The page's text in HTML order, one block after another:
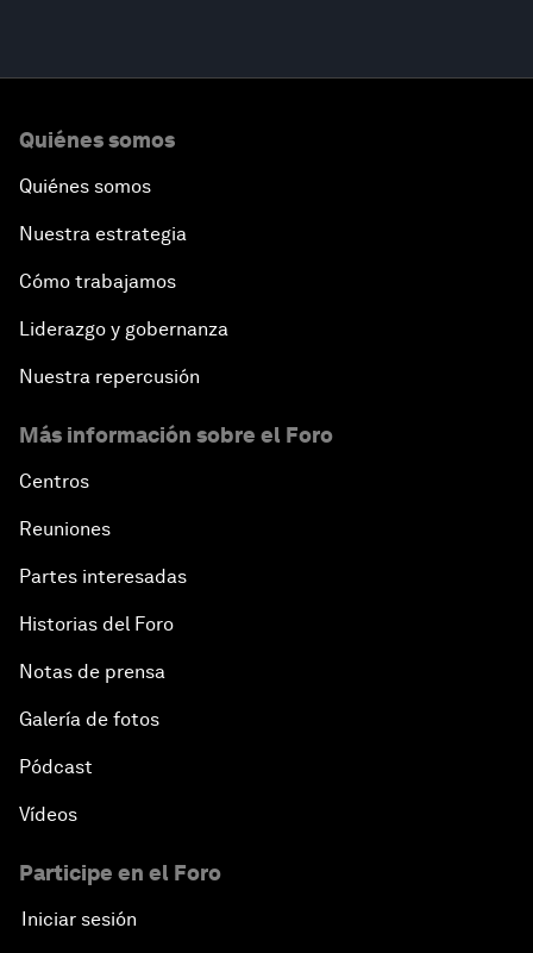
Quiénes somos
Quiénes somos
Nuestra estrategia
Cómo trabajamos
Liderazgo y gobernanza
Nuestra repercusión
Más información sobre el Foro
Centros
Reuniones
Partes interesadas
Historias del Foro
Notas de prensa
Galería de fotos
Pódcast
Vídeos
Participe en el Foro
Iniciar sesión